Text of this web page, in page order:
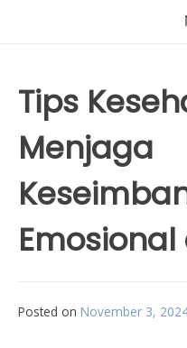
Tips
Menjaga
Posted on November 3,